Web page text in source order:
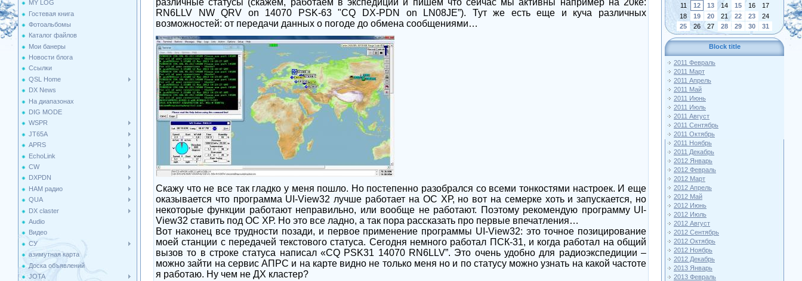
MY LOG
Гостевая книга
Фотоальбомы
Каталог файлов
Мои банеры
Новости блога
Ссылки
QSL Home
DX News
На диапазонах
DIG MODE
WSPR
JT65A
APRS
EchoLink
CW
DXPDN
HAM радио
QUA
DX claster
Audio
Видео
СУ
азимутная карта
Доска объявлений
JOTA
различные статусы (скажем, работаем в экспедиции и пишем что сейчас мы активны например на 20ке:
RN6LLV NW QRV on 14070 PSK-63 "CQ DX-PDN on LN08JE”). Тут же есть еще и куча различных
возможностей: от передачи данных о погоде до обмена сообщениями…
Скажу что не все так гладко у меня пошло. Но постепенно разобрался со всеми тонкостями настроек. И еще
оказывается что программа UI-View32 лучше работает на ОС ХР, но вот на семерке хоть и запускается, но
некоторые функции работают неправильно, или вообще не работают. Поэтому рекомендую программу UI-
View32 ставить под ОС ХР. Но это все ладно, а так пора рассказать про первые впечатления…
Вот наконец все трудности позади, и первое применение программы UI-View32: это точное позицирование
моей станции с передачей текстового статуса. Сегодня немного работал ПСК-31, и когда работал на общий
вызов то в строке статуса написал «CQ PSK31 14070 RN6LLV”. Это очень удобно для радиоэкспедиции –
можно зайти на сервис АПРС и на карте видно не только меня но и по статусу можно узнать на какой частоте
я работаю. Ну чем не ДХ кластер?
11
12 13 14 15 16
17
18
19 20 21 22 23
24
25
26 27 28 29 30 31
Block title
2011 Февраль
2011 Март
2011 Апрель
2011 Май
2011 Июнь
2011 Июль
2011 Август
2011 Сентябрь
2011 Октябрь
2011 Ноябрь
2011 Декабрь
2012 Январь
2012 Февраль
2012 Март
2012 Апрель
2012 Май
2012 Июнь
2012 Июль
2012 Август
2012 Сентябрь
2012 Октябрь
2012 Ноябрь
2012 Декабрь
2013 Январь
2013 Февраль